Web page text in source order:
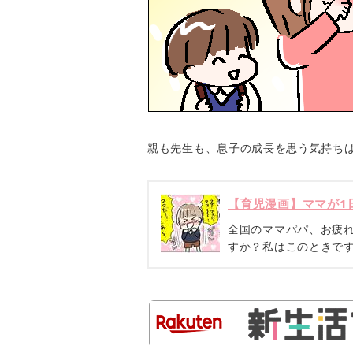
親も先生も、息子の成長を思う気持
【育児漫画】ママが
全国のママパパ、お疲
すか？私はこのときで